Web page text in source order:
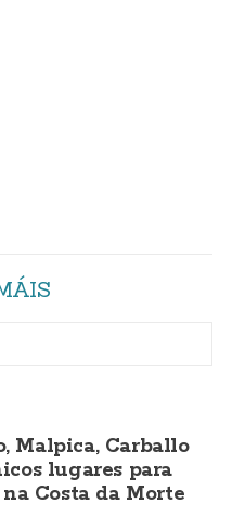
Malpica, Carballo
lugares para
Costa da Morte